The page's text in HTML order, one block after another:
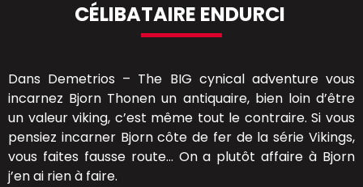
CÉLIBATAIRE ENDURCI
Dans Demetrios – The BIG cynical adventure vous
incarnez Bjorn Thonen un antiquaire, bien loin d’être
un valeur viking, c’est même tout le contraire. Si vous
pensiez incarner Bjorn côte de fer de la série Vikings,
vous faites fausse route… On a plutôt affaire à Bjorn
j’en ai rien à faire.